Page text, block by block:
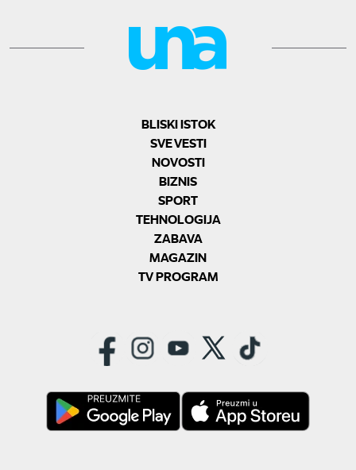
BLISKI ISTOK
SVE VESTI
NOVOSTI
BIZNIS
SPORT
TEHNOLOGIJA
ZABAVA
MAGAZIN
TV PROGRAM